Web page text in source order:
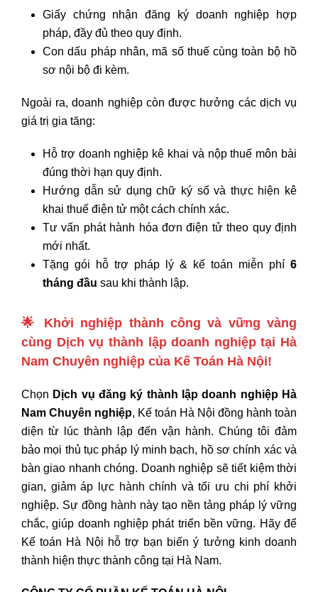
Giấy chứng nhận đăng ký doanh nghiệp hợp
pháp, đầy đủ theo quy định.
Con dấu pháp nhân, mã số thuế cùng toàn bộ hồ
sơ nội bộ đi kèm.
Ngoài ra, doanh nghiệp còn được hưởng các dịch vụ
giá trị gia tăng:
Hỗ trợ doanh nghiệp kê khai và nộp thuế môn bài
đúng thời hạn quy định.
Hướng dẫn sử dụng chữ ký số và thực hiện kê
khai thuế điện tử một cách chính xác.
Tư vấn phát hành hóa đơn điện tử theo quy định
mới nhất.
Tặng gói hỗ trợ pháp lý & kế toán miễn phí 6
tháng đầu sau khi thành lập.
🌟 Khởi nghiệp thành công và vững vàng
cùng Dịch vụ thành lập doanh nghiệp tại Hà
Nam Chuyên nghiệp của Kế Toán Hà Nội!
Chọn Dịch vụ đăng ký thành lập doanh nghiệp Hà
Nam Chuyên nghiệp, Kế toán Hà Nội đồng hành toàn
diện từ lúc thành lập đến vận hành. Chúng tôi đảm
bảo mọi thủ tục pháp lý minh bạch, hồ sơ chính xác và
bàn giao nhanh chóng. Doanh nghiệp sẽ tiết kiệm thời
gian, giảm áp lực hành chính và tối ưu chi phí khởi
nghiệp. Sự đồng hành này tạo nền tảng pháp lý vững
chắc, giúp doanh nghiệp phát triển bền vững. Hãy để
Kế toán Hà Nội hỗ trợ bạn biến ý tưởng kinh doanh
thành hiện thực thành công tại Hà Nam.